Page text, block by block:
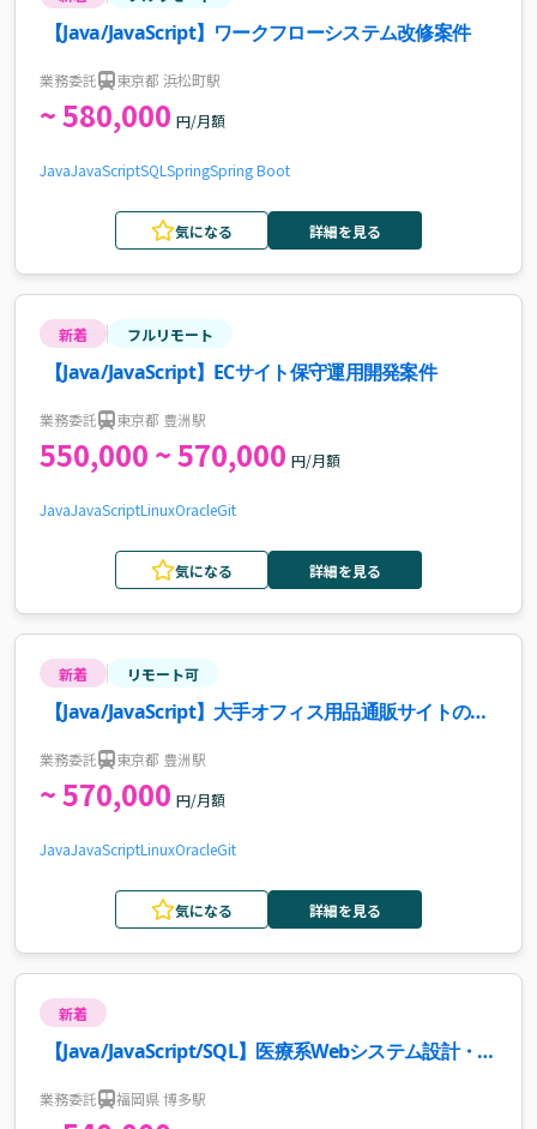
【Java/JavaScript】ワークフローシステム改修案件
業務委託 東京都 浜松町駅
~ 580,000 円/月額
JavaJavaScriptSQL SpringSpring Boot
気になる 詳細を見る
新着 フルリモート
【Java/JavaScript】ECサイト保守運用開発案件
業務委託 東京都 豊洲駅
550,000 ~ 570,000 円/月額
JavaJavaScriptLinuxOracleGit
気になる 詳細を見る
新着 リモート可
【Java/JavaScript】大手オフィス用品通販サイトの運
業務委託 東京都 豊洲駅
~ 570,000 円/月額
JavaJavaScriptLinuxOracleGit
気になる 詳細を見る
新着
【Java/JavaScript/SQL】医療系Webシステム設計・保
業務委託 福岡県 博多駅